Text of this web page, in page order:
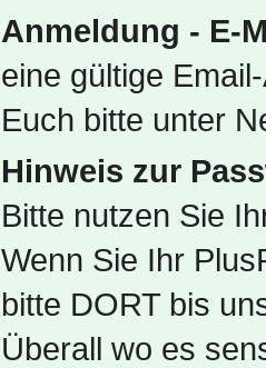
Anmeldung - E-
eine gültige
Euch bitte unter
Hinweis zur
Bitte nutzen Sie
Wenn Sie Ihr
bitte DORT bis
Überall wo es